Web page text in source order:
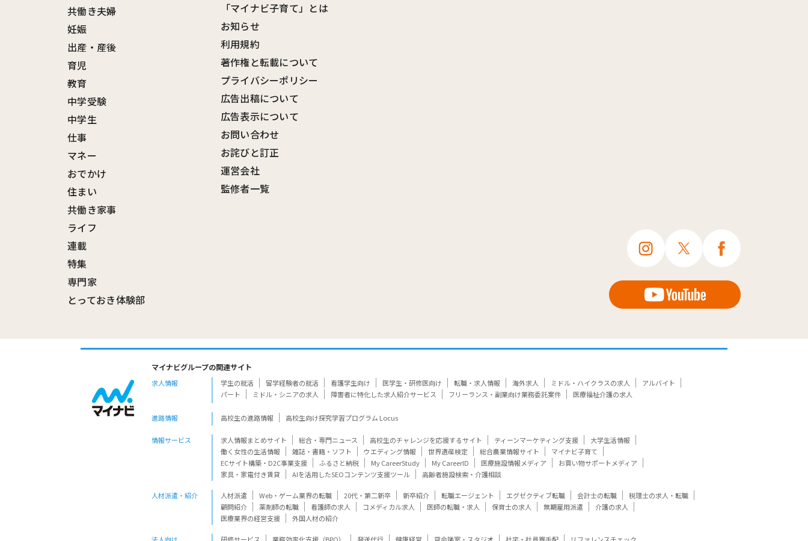
共働き夫婦
妊娠
出産・産後
育児
教育
中学受験
中学生
仕事
マネー
おでかけ
住まい
共働き家事
ライフ
連載
特集
専門家
とっておき体験部
「マイナビ子育て」とは
お知らせ
利用規約
著作権と転載について
プライバシーポリシー
広告出稿について
広告表示について
お問い合わせ
お詫びと訂正
運営会社
監修者一覧
マイナビグループの関連サイト
求人情報 学生の就活 留学経験者の就活 看護学生向け 医学生・研修医向け 転職・求人情報 海外求人 ミドル・ハイクラスの求人
アルバイト
パート
ミドル・シニアの求人 障害者に特化した求人紹介サービス フリーランス・副業向け業務委託案件 医療福祉介護の求人
進路情報 高校生の進路情報 高校生向け探究学習プログラム Locus
情報サービス 求人情報まとめサイト 総合・専門ニュース 高校生のチャレンジを応援するサイト ティーンマーケティング支援
大学生活情報
働く女性の生活情報
雑誌・書籍・ソフト ウエディング情報 世界遺産検定 総合農業情報サイト
マイナビ子育て
ECサイト構築・D2C事業支援
ふるさと納税 My CareerStudy My CareerID 医療施設情報メディア
お買い物サポートメディア
家具・家電付き賃貸
AIを活用したSEOコンテンツ支援ツール 高齢者施設検索・介護相談
人材派遣・紹介 人材派遣 Web・ゲーム業界の転職 20代・第二新卒 新卒紹介 転職エージェント エグゼクティブ転職 会計士の転職
税理士の求人・転職
顧問紹介
薬剤師の転職 看護師の求人 コメディカル求人 医師の転職・求人 保育士の求人 無期雇用派遣
介護の求人
医療業界の経営支援
外国人材の紹介